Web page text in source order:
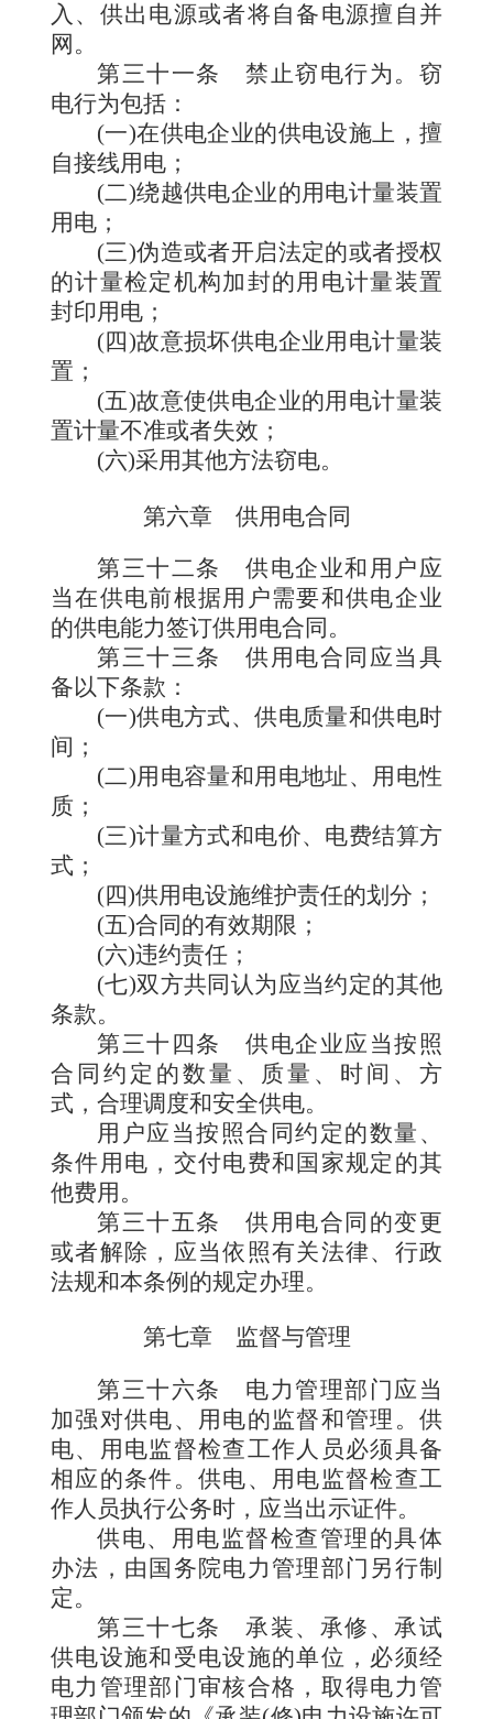
入、供出电源或者将自备电源擅自并
网。
第三十一条禁止窃电行为。窃
电行为包括：
(一)在供电企业的供电设施上，擅
自接线用电；
(二)绕越供电企业的用电计量装置
用电；
(三)伪造或者开启法定的或者授权
的计量检定机构加封的用电计量装置
封印用电；
(四)故意损坏供电企业用电计量装
置；
(五)故意使供电企业的用电计量装
置计量不准或者失效；
(六)采用其他方法窃电。
第六章 供用电合同
第三十二条供电企业和用户应
当在供电前根据用户需要和供电企业
的供电能力签订供用电合同。
第三十三条供用电合同应当具
备以下条款：
(一)供电方式、供电质量和供电时
间；
(二)用电容量和用电地址、用电性
质；
(三)计量方式和电价、电费结算方
式；
(四)供用电设施维护责任的划分；
(五)合同的有效期限；
(六)违约责任；
(七)双方共同认为应当约定的其他
条款。
第三十四条供电企业应当按照
合同约定的数量、质量、时间、方
式，合理调度和安全供电。
用户应当按照合同约定的数量、
条件用电，交付电费和国家规定的其
他费用。
第三十五条供用电合同的变更
或者解除，应当依照有关法律、行政
法规和本条例的规定办理。
第七章 监督与管理
第三十六条 电力管理部门应当
加强对供电、用电的监督和管理。供
电、用电监督检查工作人员必须具备
相应的条件。供电、用电监督检查工
作人员执行公务时，应当出示证件。
供电、用电监督检查管理的具体
办法，由国务院电力管理部门另行制
定。
第三十七条 承装、承修、承试
供电设施和受电设施的单位，必须经
电力管理部门审核合格，取得电力管